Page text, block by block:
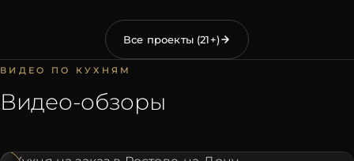
Все проекты (21+)
ВИДЕО ПО КУХНЯМ
Видео-обзоры